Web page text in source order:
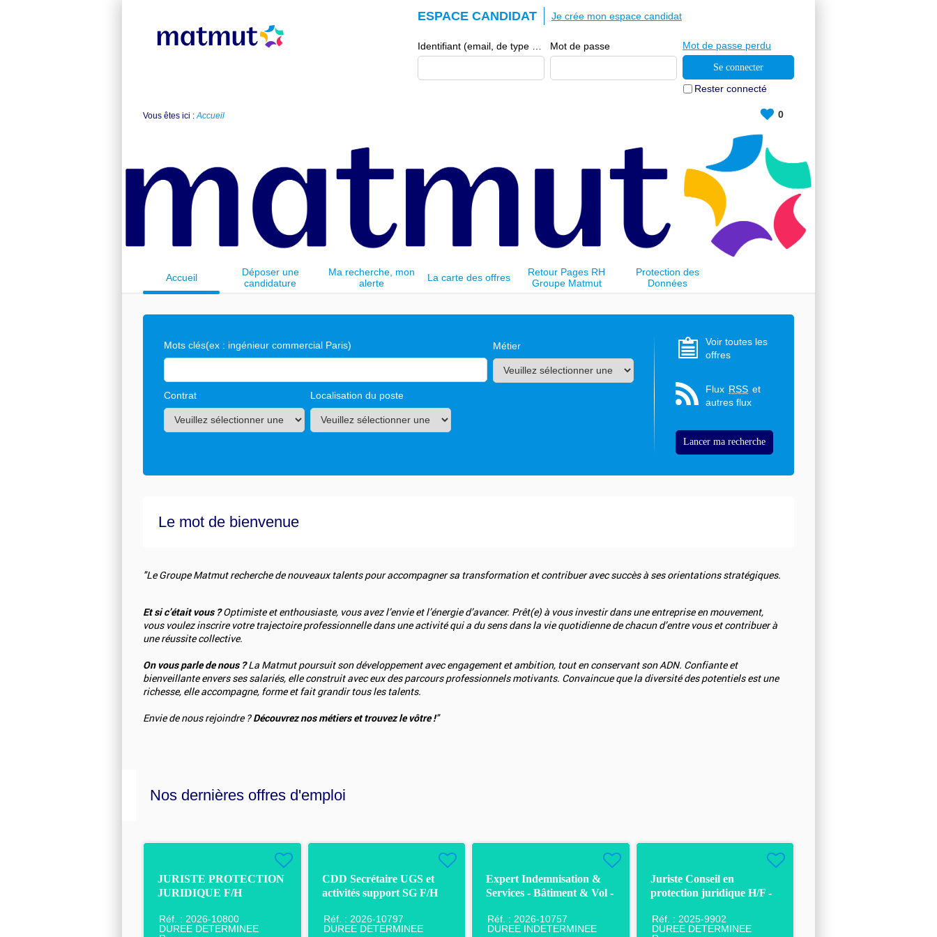
ESPACE CANDIDAT
Mot de passe
Rester connecté
Mot de passe perdu
Je crée mon espace candidat
Vous êtes ici : Accueil 0
Accueil
Déposer une
candidature
spontanée
Ma recherche, mon
alerte
La carte des offres
Retour Pages RH
Groupe Matmut
Protection des
Données
Personnelles
Mots clés(ex : ingénieur commercial Paris) Métier
Contrat Localisation du poste
Voir toutes les
offres
Flux RSS et
autres flux
Le mot de bienvenue
"Le Groupe Matmut recherche de nouveaux talents pour accompagner sa transformation et contribuer avec succès à ses orientations stratégiques.
Et si c’était vous ?Optimiste et enthousiaste, vous avez l’envie et l’énergie d’avancer. Prêt(e) à vous investir dans une entreprise en mouvement,
vous voulez inscrire votre trajectoire professionnelle dans une activité qui a du sens dans la vie quotidienne de chacun d’entre vous et contribuer à
une réussite collective.
On vous parle de nous ?La Matmut poursuit son développement avec engagement et ambition, tout en conservant son ADN. Confiante et
bienveillante envers ses salariés, elle construit avec eux des parcours professionnels motivants. Convaincue que la diversité des potentiels est une
richesse, elle accompagne, forme et fait grandir tous les talents.
Envie de nous rejoindre ?Découvrez nos métiers et trouvez le vôtre !"
Nos dernières offres d'emploi
JURISTE PROTECTION
JURIDIQUE F/H
Réf. : 2026-10800
DUREE DETERMINEE
CDD Secrétaire UGS et
activités support SG F/H
Réf. : 2026-10797
DUREE DETERMINEE
Expert Indemnisation &
Services - Bâtiment & Vol -
Réf. : 2026-10757
DUREE INDETERMINEE
Juriste Conseil en
protection juridique H/F -
Réf. : 2025-9902
DUREE DETERMINEE